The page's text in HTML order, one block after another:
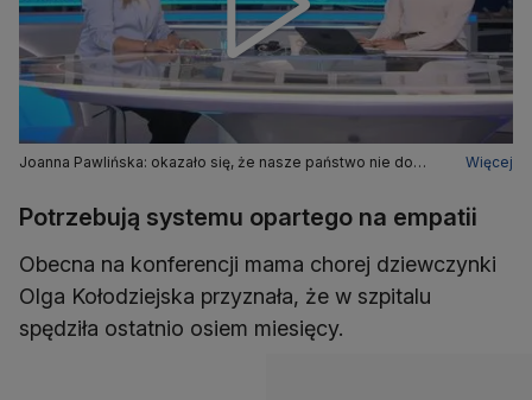
Joanna Pawlińska: okazało się, że nasze państwo nie do
Więcej
Potrzebują systemu opartego na empatii
Obecna na konferencji mama chorej dziewczynki
Olga Kołodziejska przyznała, że w szpitalu
spędziła ostatnio osiem miesięcy.